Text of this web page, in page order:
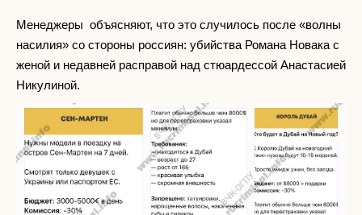
Менеджеры объясняют, что это случилось после «волны
насилия» со стороны россиян: убийства Романа Новака с
женой и недавней расправой над стюардессой Анастасией
Никулиной.